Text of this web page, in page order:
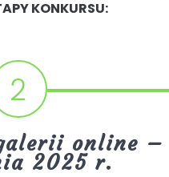
KONKURSU:
2
online –
2025 r.